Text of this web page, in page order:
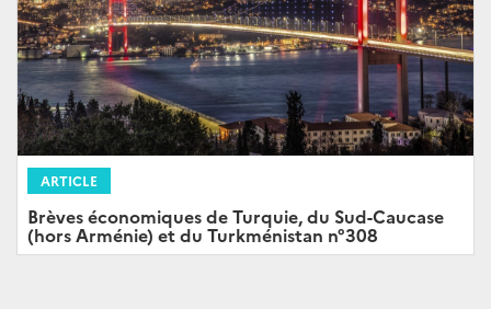
ARTICLE
Brèves économiques de Turquie, du Sud-Caucase
(hors Arménie) et du Turkménistan n°308